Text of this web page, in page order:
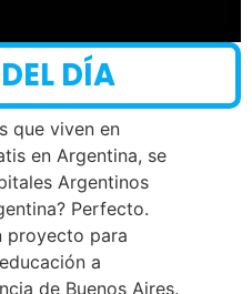
DÍA
que viven en
en Argentina, se
Argentinos
Perfecto.
proyecto para
a
de Buenos Aires.